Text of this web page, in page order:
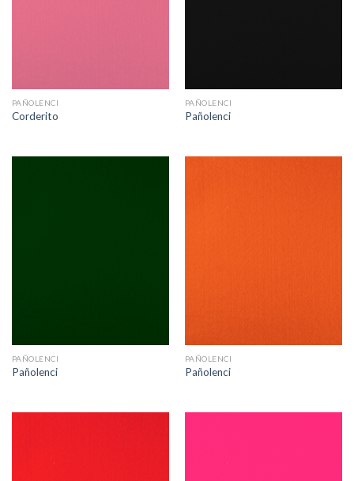
PAÑOLENCI
Corderito
PAÑOLENCI
Pañolenci
PAÑOLENCI
Pañolenci
PAÑOLENCI
Pañolenci